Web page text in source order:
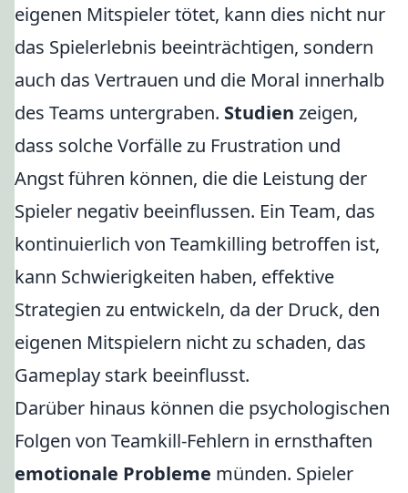
eigenen Mitspieler tötet, kann dies nicht nur
das Spielerlebnis beeinträchtigen, sondern
auch das Vertrauen und die Moral innerhalb
des Teams untergraben. Studien zeigen,
dass solche Vorfälle zu Frustration und
Angst führen können, die die Leistung der
Spieler negativ beeinflussen. Ein Team, das
kontinuierlich von Teamkilling betroffen ist,
kann Schwierigkeiten haben, effektive
Strategien zu entwickeln, da der Druck, den
eigenen Mitspielern nicht zu schaden, das
Gameplay stark beeinflusst.
Darüber hinaus können die psychologischen
Folgen von Teamkill-Fehlern in ernsthaften
emotionale Probleme münden. Spieler